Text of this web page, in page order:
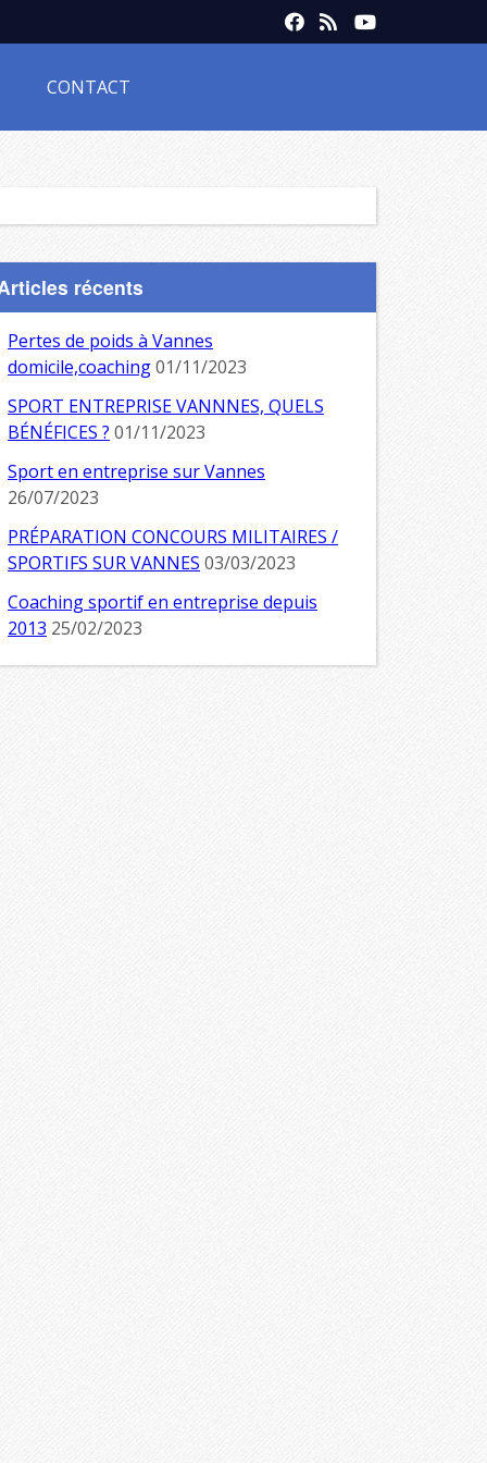
CONTACT
récents
Pertes de poids à Vannes
domicile,coaching01/11/2023
SPORT ENTREPRISE VANNNES, QUELS
BÉNÉFICES ? 01/11/2023
Sport en entreprise sur Vannes
26/07/2023
PRÉPARATION CONCOURS MILITAIRES /
SPORTIFS SUR VANNES 03/03/2023
Coaching sportif en entreprise depuis
2013 25/02/2023